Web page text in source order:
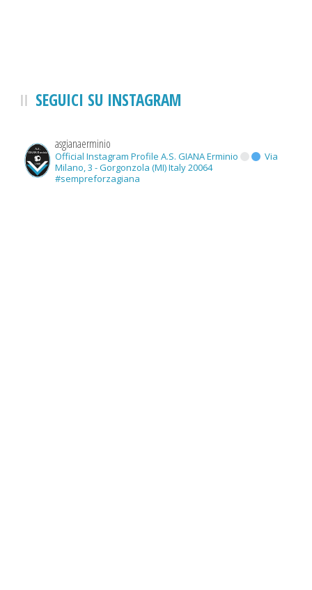
SEGUICI SU INSTAGRAM
asgianaerminio
Official Instagram Profile A.S. GIANA Erminio
Via
Milano, 3 - Gorgonzola (MI) Italy 20064
#sempreforzagiana